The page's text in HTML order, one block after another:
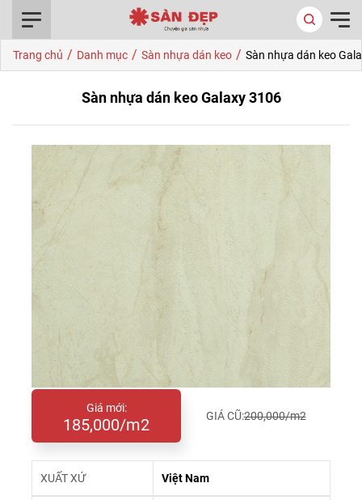
Trang chủ / Danh mục / Sàn nhựa dán keo / Sàn nhựa dán keo
Sàn nhựa dán keo Galaxy 3106
Giá mới:
185,000/m2 GIÁ CŨ:200,000/m2
XUẤT XỨ Việt Nam